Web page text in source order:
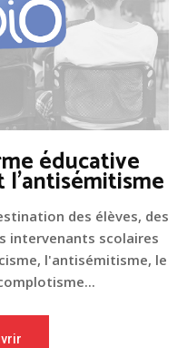
éducative
l'antisémitisme
des élèves, des
intervenants scolaires
l'antisémitisme, le